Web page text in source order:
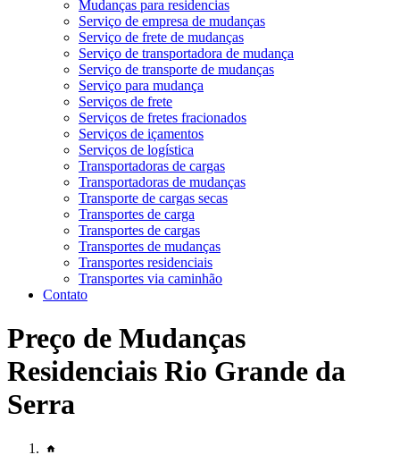
Mudanças para residencias
Serviço de empresa de mudanças
Serviço de frete de mudanças
Serviço de transportadora de mudança
Serviço de transporte de mudanças
Serviço para mudança
Serviços de frete
Serviços de fretes fracionados
Serviços de içamentos
Serviços de logística
Transportadoras de cargas
Transportadoras de mudanças
Transporte de cargas secas
Transportes de carga
Transportes de cargas
Transportes de mudanças
Transportes residenciais
Transportes via caminhão
Contato
Preço de Mudanças
Residenciais Rio Grande da
Serra